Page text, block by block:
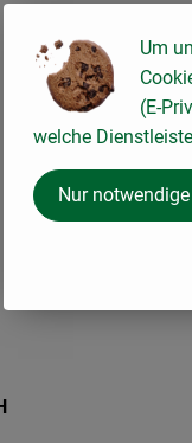
Um
(E-
welche
Nur